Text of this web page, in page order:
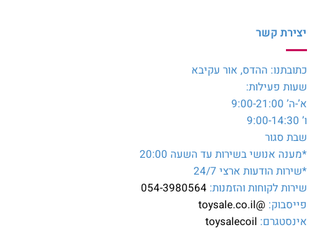
יצירת קשר
כתובתנו: ההדס, אור עקיבא
שעות פעילות:
א’-ה’ 9:00-21:00
ו’ 9:00-14:30
שבת סגור
*מענה אנושי בשירות עד השעה 20:00
*שירות הודעות ארצי 24/7
שירות לקוחות והזמנות: 054-3980564
פייסבוק: @toysale.co.il
אינסטגרם: toysalecoil